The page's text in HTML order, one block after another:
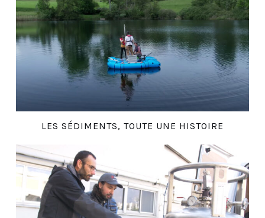
LES SÉDIMENTS, TOUTE UNE HISTOIRE